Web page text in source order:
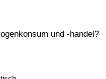
und -handel?